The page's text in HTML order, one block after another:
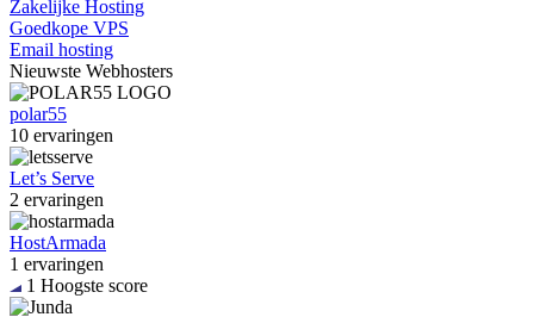
Zakelijke Hosting
Goedkope VPS
Email hosting
Nieuwste Webhosters
polar55
10 ervaringen
Let’s Serve
2 ervaringen
HostArmada
1 ervaringen
1 Hoogste score